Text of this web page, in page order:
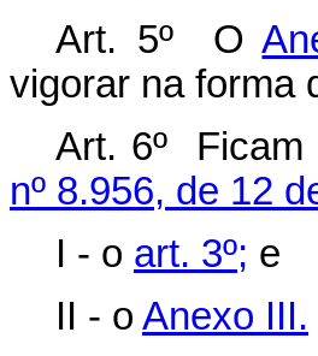
Art. 5º O
vigorar na forma
Art. 6º Ficam
nº 8.956, de 12
I - o art. 3º; e
II - o Anexo III.